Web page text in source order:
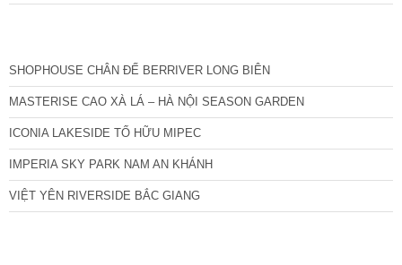
SHOPHOUSE CHÂN ĐẾ BERRIVER LONG BIÊN
MASTERISE CAO XÀ LÁ – HÀ NỘI SEASON GARDEN
ICONIA LAKESIDE TỐ HỮU MIPEC
IMPERIA SKY PARK NAM AN KHÁNH
VIỆT YÊN RIVERSIDE BẮC GIANG